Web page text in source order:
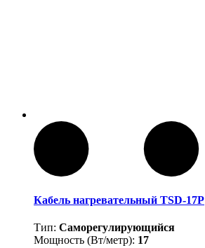
Кабель нагревательный TSD-17P
Тип: Саморегулирующийся
Мощность (Вт/метр): 17